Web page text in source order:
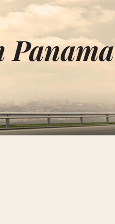
Panama